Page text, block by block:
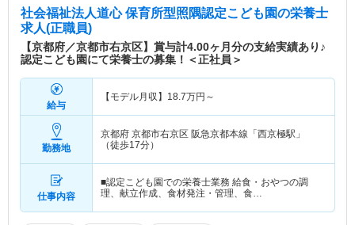
社会福祉法人道心 保育所型照隅認定こども園の栄養士
求人(正職員)
【京都府／京都市右京区】賞与計4.00ヶ月分の支給実績あり♪
認定こども園にて栄養士の募集！＜正社員＞
給与
【モデル月収】 18.7万円～
勤務地
京都府 京都市右京区 阪急京都本線「西京極駅」
（徒歩17分）
仕事内容
■認定こども園での栄養士業務 給食・おやつの調
理、献立作成、食材発注・管理、食…